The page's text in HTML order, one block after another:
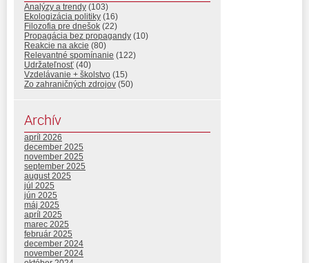
Analýzy a trendy (103)
Ekologizácia politiky (16)
Filozofia pre dnešok (22)
Propagácia bez propagandy (10)
Reakcie na akcie (80)
Relevantné spomínanie (122)
Udržateľnosť (40)
Vzdelávanie + školstvo (15)
Zo zahraničných zdrojov (50)
Archív
apríl 2026
december 2025
november 2025
september 2025
august 2025
júl 2025
jún 2025
máj 2025
apríl 2025
marec 2025
február 2025
december 2024
november 2024